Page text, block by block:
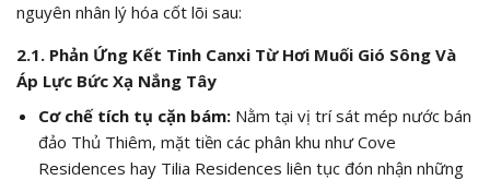
nguyên nhân lý hóa cốt lõi sau:
2.1. Phản Ứng Kết Tinh Canxi Từ Hơi Muối Gió Sông Và
Áp Lực Bức Xạ Nắng Tây
Cơ chế tích tụ cặn bám:Nằm tại vị trí sát mép nước bán
đảo Thủ Thiêm, mặt tiền các phân khu như Cove
Residences hay Tilia Residences liên tục đón nhận những